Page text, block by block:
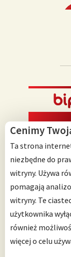
Przedszkole
ul. Ścinawska 10
53-642 Wrocław
Telefon: 71 798
Cenimy
Ta strona
niezbędne do
witryny. Używa
pomagają
witryny. Te
użytkownika
również
więcej o celu